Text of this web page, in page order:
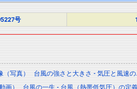
号
写真）
台風の強さと大きさ - 気圧と風速
画）
台風の一生 - 台風（熱帯低気圧）の定